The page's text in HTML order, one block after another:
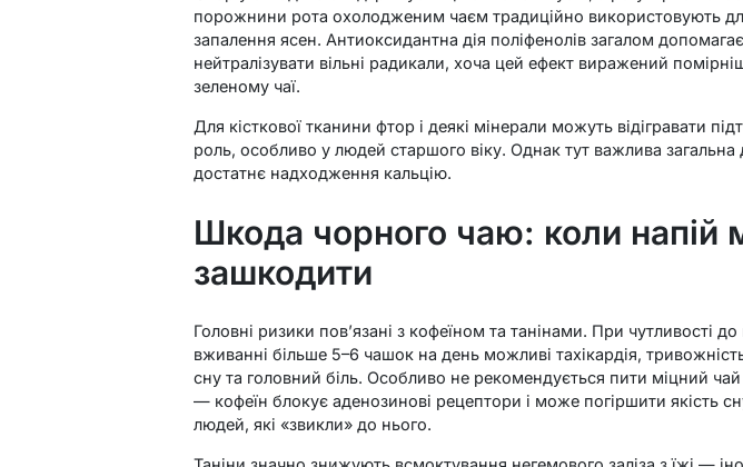
порожнини рота охолодженим чаєм традиційно використовують
запалення ясен. Антиоксидантна дія поліфенолів загалом допомагає
нейтралізувати вільні радикали, хоча цей ефект виражений
зеленому чаї.
Для кісткової тканини фтор і деякі мінерали можуть відігравати
роль, особливо у людей старшого віку. Однак тут важлива загальна
достатнє надходження кальцію.
Шкода чорного чаю: коли напій
зашкодити
Головні ризики пов’язані з кофеїном та танінами. При чутливості
вживанні більше 5–6 чашок на день можливі тахікардія,
сну та головний біль. Особливо не рекомендується пити міцний чай
— кофеїн блокує аденозинові рецептори і може погіршити якість
людей, які «звикли» до нього.